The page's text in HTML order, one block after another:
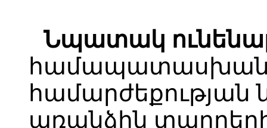
Նպատակ
առանձին